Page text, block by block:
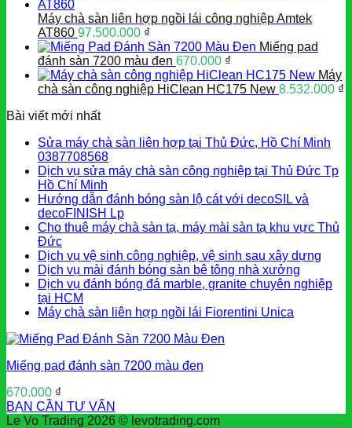
Máy chà sàn liên hợp ngồi lái công nghiệp Amtek
AT860 97.500.000 ₫
Miếng pad
đánh sàn 7200 màu đen 670.000 ₫
Máy
chà sàn công nghiệp HiClean HC175 New 8.532.000 ₫
Bài viết mới nhất
Sửa máy chà sàn liên hợp tại Thủ Đức, Hồ Chí Minh
0387708568
Dịch vụ sửa máy chà sàn công nghiệp tại Thủ Đức Tp
Hồ Chí Minh
Hướng dẫn đánh bóng sàn lộ cát với decoSIL và
decoFINISH Lp
Cho thuê máy chà sàn tạ, máy mài sàn tạ khu vực Thủ
Đức
Dịch vụ vệ sinh công nghiệp, vệ sinh sau xây dựng
Dịch vụ mài đánh bóng sàn bê tông nhà xưởng
Dịch vụ đánh bóng đá marble, granite chuyên nghiệp
tại HCM
Máy chà sàn liên hợp ngồi lái Fiorentini Unica
Miếng pad đánh sàn 7200 màu đen
670.000 ₫
BẠN CẦN TƯ VẤN
Le Vo Trading 2026 © levotrading.com